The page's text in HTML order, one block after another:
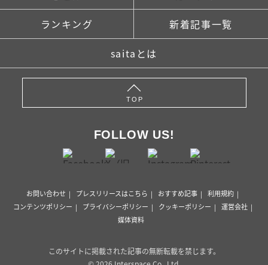
ランキング 新着記事一覧
saitaとは
TOP
FOLLOW US!
お問い合わせ プレスリリースはこちら おすすめ記事
利用規約
コンテンツポリシー
プライバシーポリシー クッキーポリシー
運営会社
媒体資料
このサイトに掲載された記事の無断転載を禁じます。